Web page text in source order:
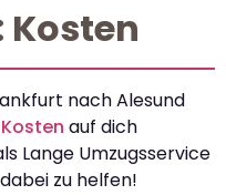
nach Alesund
Kosten auf dich
Lange Umzugsservice
zu helfen!